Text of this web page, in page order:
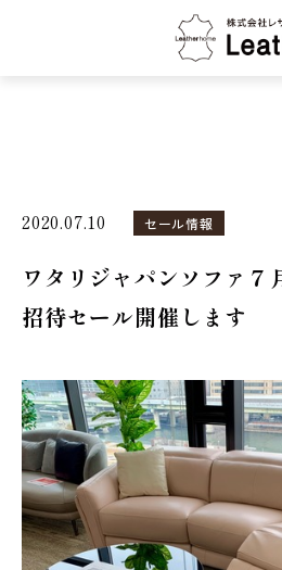
株式会社レザ
2020.07.10 セール情報
ワタリジャパンソファ７
招待セール開催します